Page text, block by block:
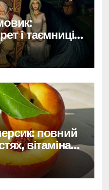
і таємниці
повний
вітамінах і